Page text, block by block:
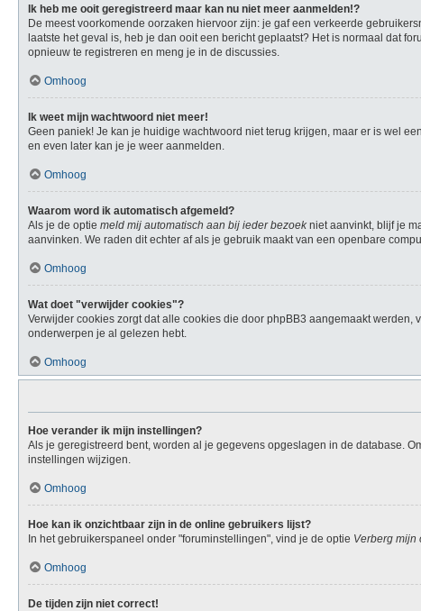
Ik heb me ooit geregistreerd maar kan nu niet meer aanmelden!?
De meest voorkomende oorzaken hiervoor zijn: je gaf een verkeerde
laatste het geval is, heb je dan ooit een bericht geplaatst? Het is normaal dat
opnieuw te registreren en meng je in de discussies.
Omhoog
Ik weet mijn wachtwoord niet meer!
Geen paniek! Je kan je huidige wachtwoord niet terug krijgen, maar er is wel
en even later kan je je weer aanmelden.
Omhoog
Waarom word ik automatisch afgemeld?
Als je de optie meld mij automatisch aan bij ieder bezoek niet aanvinkt, blijf je
aanvinken. We raden dit echter af als je gebruik maakt van een openbare
Omhoog
Wat doet "verwijder cookies"?
Verwijder cookies zorgt dat alle cookies die door phpBB3 aangemaakt
onderwerpen je al gelezen hebt.
Omhoog
Hoe verander ik mijn instellingen?
Als je geregistreerd bent, worden al je gegevens opgeslagen in de database.
instellingen wijzigen.
Omhoog
Hoe kan ik onzichtbaar zijn in de online gebruikers lijst?
In het gebruikerspaneel onder "foruminstellingen", vind je de optie Verberg mijn
Omhoog
De tijden zijn niet correct!